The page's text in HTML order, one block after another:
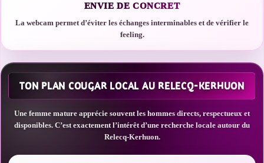
ENVIE DE CONCRET
La webcam permet d’éviter les échanges interminables et de vérifier le
feeling.
TON PLAN COUGAR LOCAL AU RELECQ-KERHUON
Une femme mature apprécie souvent les hommes directs, respectueux et
disponibles. C’est exactement l’intérêt d’une recherche locale autour du
Relecq-Kerhuon.